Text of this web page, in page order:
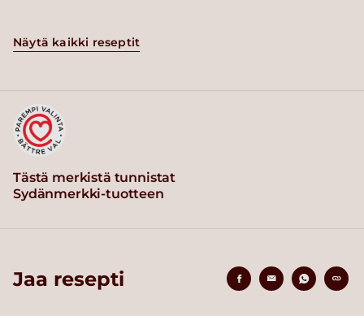
Näytä kaikki reseptit
Tästä merkistä tunnistat
Sydänmerkki-tuotteen
Jaa resepti